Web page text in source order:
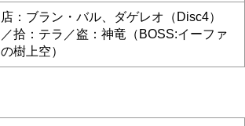
店：ブラン・バル、ダゲレオ（Disc4）
／拾：テラ／盗：神竜（BOSS:イーファ
の樹上空）